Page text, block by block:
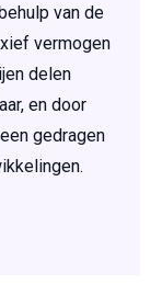
van de
vermogen
delen
en door
gedragen